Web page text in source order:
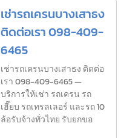
เช่ารถเครนบางเสาธง
ติดต่อเรา 098-409-
6465
เช่ารถเครนบางเสาธง ติดต่อ
เรา 098-409-6465 —
บริการให้เช่า รถเครน รถ
เฮี๊ยบ รถเทรลเลอร์ และรถ 10
ล้อรับจ้างทั่วไทย รับยกขอ